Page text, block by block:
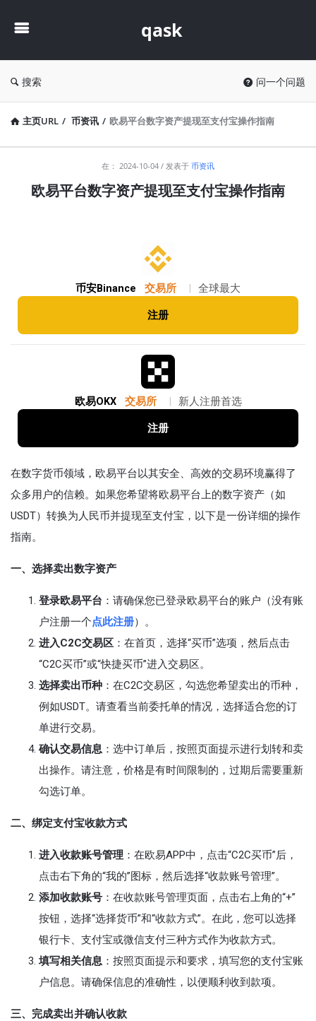
qask
搜索 问一个问题
主页URL / 币资讯 / 欧易平台数字资产提现至支付宝操作指南
在： 2024-10-04 发表于 币资讯
欧易平台数字资产提现至支付宝操作指南
币安Binance 交易所 全球最大
注册
欧易OKX 交易所 新人注册首选
注册
在数字货币领域，欧易平台以其安全、高效的交易环境赢得了
众多用户的信赖。如果您希望将欧易平台上的数字资产（如
USDT）转换为人民币并提现至支付宝，以下是一份详细的操作
指南。
一、选择卖出数字资产
登录欧易平台 ：请确保您已登录欧易平台的账户（没有账
户注册一个点此注册）。
进入C2C交易区 ：在首页，选择“买币”选项，然后点击
“C2C买币”或“快捷买币”进入交易区。
选择卖出币种 ：在C2C交易区，勾选您希望卖出的币种，
例如USDT。请查看当前委托单的情况，选择适合您的订
单进行交易。
确认交易信息 ：选中订单后，按照页面提示进行划转和卖
出操作。请注意，价格是有时间限制的，过期后需要重新
勾选订单。
二、绑定支付宝收款方式
进入收款账号管理 ：在欧易APP中，点击“C2C买币”后，
点击右下角的“我的”图标，然后选择“收款账号管理”。
添加收款账号 ：在收款账号管理页面，点击右上角的“+”
按钮，选择“选择货币”和“收款方式”。在此，您可以选择
银行卡、支付宝或微信支付三种方式作为收款方式。
填写相关信息 ：按照页面提示和要求，填写您的支付宝账
户信息。请确保信息的准确性，以便顺利收到款项。
三、完成卖出并确认收款